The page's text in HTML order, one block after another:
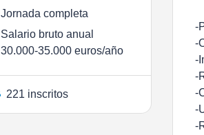
Jornada completa
Salario bruto anual
30.000-35.000 euros/año
221 inscritos
-
-
-
-
-
-
-